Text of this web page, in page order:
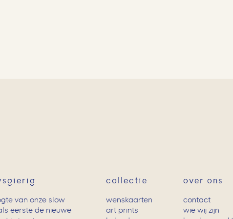
van onze slow
eerste de nieuwe
collectie
wenskaarten
art prints
over ons
contact
wie wij zijn